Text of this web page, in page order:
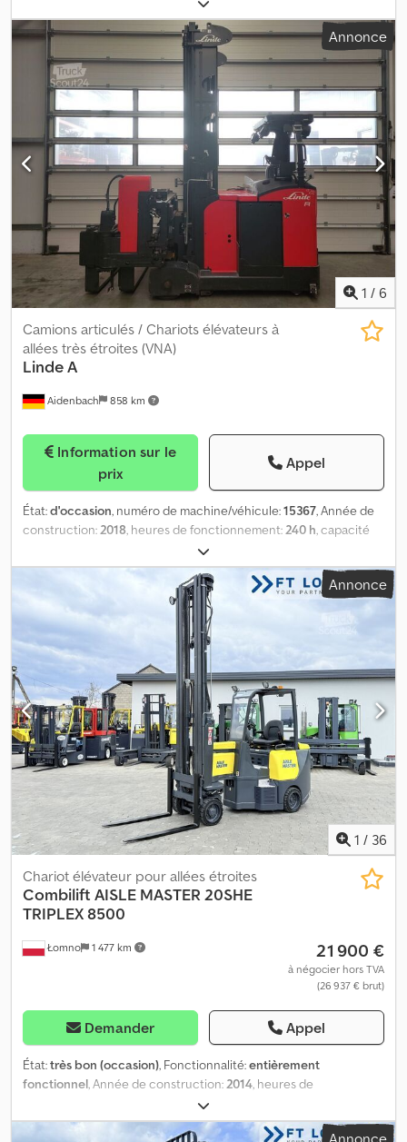
cabine, protecteur de tête, Excellent état, prix fixe Cedpfx Asyd
Tbbjh Sorf
Annonce
1 / 6
Aidenbach 858 km
Camions articulés / Chariots élévateurs à
allées très étroites (VNA)
LindeA
prix
Appel
État:d'occasion, numéro de machine/véhicule:15367, Année de
construction:2018, heures de fonctionnement:240 h, capacité
, hauteur de levage:
construction:3 400 mm, longueur des fourches:1 200 mm, taille
du pneu avant:
, taille de pneu arrière: , poids total: 3 964 kg, type
de moteur : Électrique, fabricant : Linde Credpfx Ahezllqij Sef
Annonce
1 / 36
Łomno 1 477 km
Chariot élévateur pour allées étroites
Combilift AISLE MASTER 20SHE
TRIPLEX 8500
21 900 €
à négocier hors TVA
(26 937 € brut)
Demander Appel
État:très bon (occasion), Fonctionnalité:entièrement
fonctionnel, Année de construction:2014, heures de
, capacité de charge:
levage:8 500 mm, levée libre:3 000 mm, centre de gravité de la